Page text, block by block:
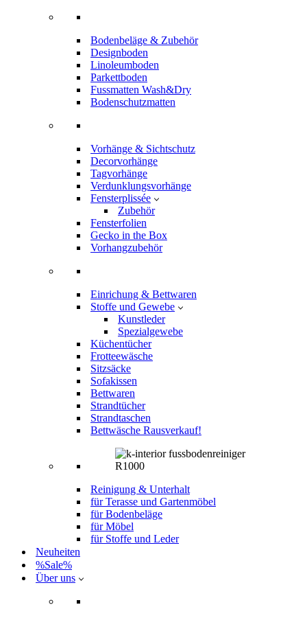
Bodenbeläge & Zubehör
Designboden
Linoleumboden
Parkettboden
Fussmatten Wash&Dry
Bodenschutzmatten
Vorhänge & Sichtschutz
Decorvorhänge
Tagvorhänge
Verdunklungsvorhänge
Fensterplissée
Zubehör
Fensterfolien
Gecko in the Box
Vorhangzubehör
Einrichung & Bettwaren
Stoffe und Gewebe
Kunstleder
Spezialgewebe
Küchentücher
Frotteewäsche
Sitzsäcke
Sofakissen
Bettwaren
Strandtücher
Strandtaschen
Bettwäsche Rausverkauf!
Reinigung & Unterhalt
für Terasse und Gartenmöbel
für Bodenbeläge
für Möbel
für Stoffe und Leder
Neuheiten
%Sale%
Über uns